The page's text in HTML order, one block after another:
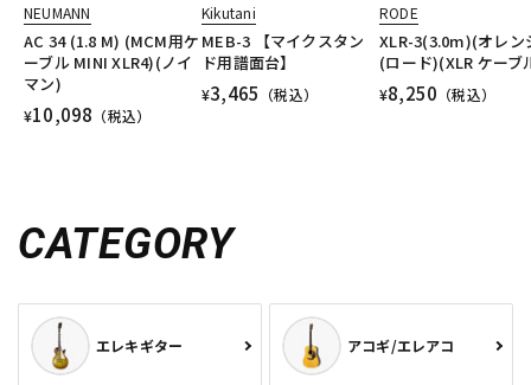
NEUMANN
AC 34 (1.8 M) (MCM用ケ
ーブル MINI XLR4)(ノイ
マン)
¥10,098 （税込）
Kikutani
MEB-3 【マイクスタン
ド用譜面台】
¥3,465 （税込）
RODE
XLR-3(3.0m)(オレン
(ロード)(XLR ケーブ
¥8,250 （税込）
CATEGORY
エレキギター アコギ/エレアコ